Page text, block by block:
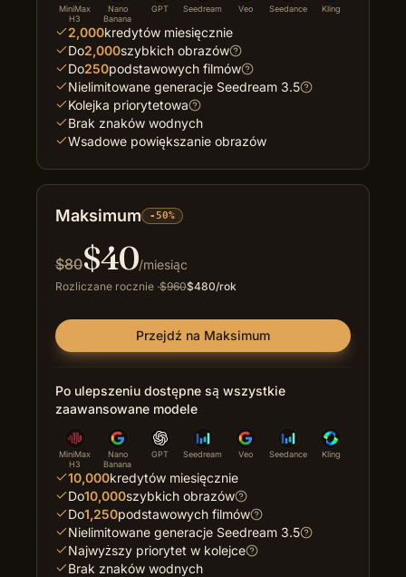
MiniMax
H3
Nano
Banana
GPT Seedream Veo Seedance Kling
2,000kredytów miesięcznie
Do2,000szybkich obrazów
Do250podstawowych filmów
Nielimitowane generacje Seedream 3.5
Kolejka priorytetowa
Brak znaków wodnych
Wsadowe powiększanie obrazów
Maksimum -50%
$80$40/miesiąc
Rozliczane rocznie ·$960$480/rok
Przejdź na Maksimum
Po ulepszeniu dostępne są wszystkie
zaawansowane modele
MiniMax
H3
Nano
Banana
GPT Seedream Veo Seedance Kling
10,000kredytów miesięcznie
Do10,000szybkich obrazów
Do1,250podstawowych filmów
Nielimitowane generacje Seedream 3.5
Najwyższy priorytet w kolejce
Brak znaków wodnych